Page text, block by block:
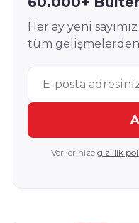
Her ay yeni
tüm
Verilerinize gizlilik